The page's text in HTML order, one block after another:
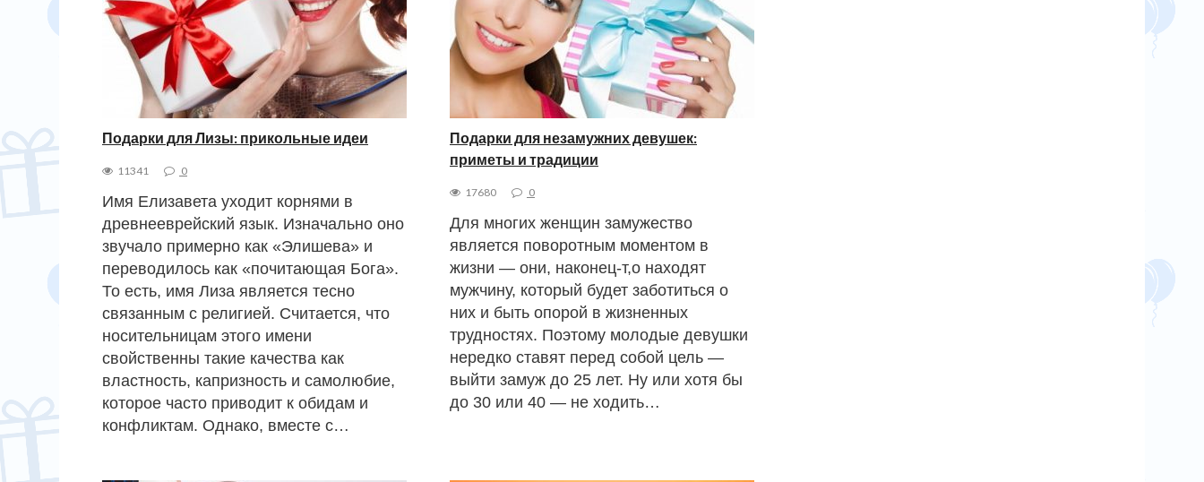
Подарки для Лизы: прикольные идеи
11341 0
Имя Елизавета уходит корнями в
древнееврейский язык. Изначально оно
звучало примерно как «Элишева» и
переводилось как «почитающая Бога».
То есть, имя Лиза является тесно
связанным с религией. Считается, что
носительницам этого имени
свойственны такие качества как
властность, капризность и самолюбие,
которое часто приводит к обидам и
конфликтам. Однако, вместе с…
Подарки для незамужних девушек:
приметы и традиции
17680 0
Для многих женщин замужество
является поворотным моментом в
жизни — они, наконец-т,о находят
мужчину, который будет заботиться о
них и быть опорой в жизненных
трудностях. Поэтому молодые девушки
нередко ставят перед собой цель —
выйти замуж до 25 лет. Ну или хотя бы
до 30 или 40 — не ходить…